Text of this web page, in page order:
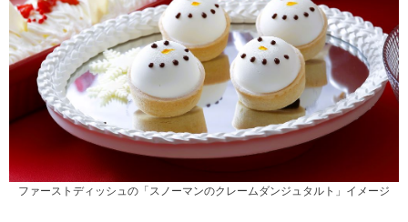
ファーストディッシュの「スノーマンのクレームダンジュタルト」イメージ